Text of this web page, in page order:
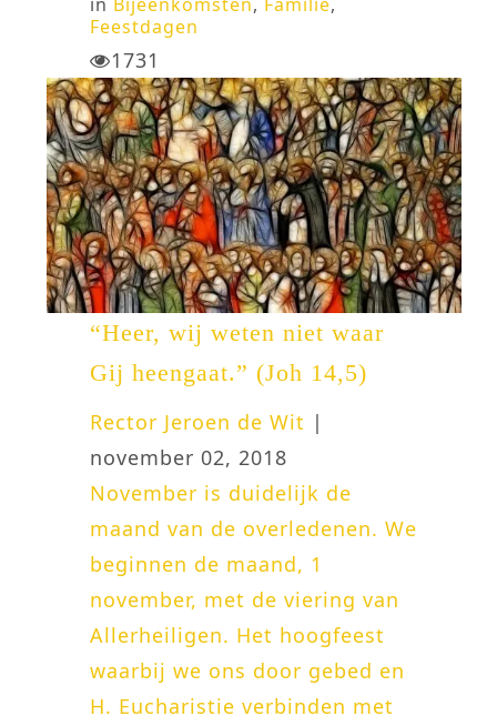
Feestdagen
1731
“Heer, wij weten niet waar
Gij heengaat.” (Joh 14,5)
Rector Jeroen de Wit |
november 02, 2018
November is duidelijk de
maand van de overledenen. We
beginnen de maand, 1
november, met de viering van
Allerheiligen. Het hoogfeest
waarbij we ons door gebed en
H. Eucharistie verbinden met